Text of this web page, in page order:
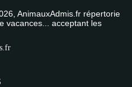
AnimauxAdmis.fr répertorie
vacances... acceptant les